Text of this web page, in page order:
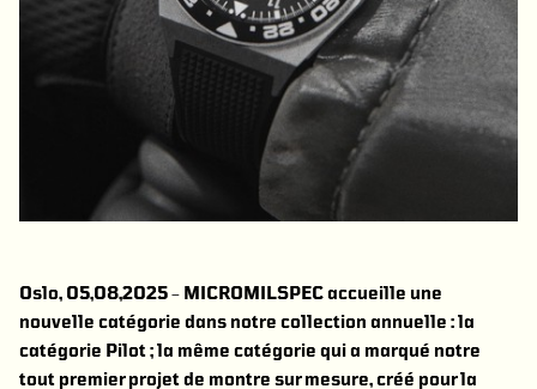
Oslo, 05,08,2025– MICROMILSPEC accueille une
nouvelle catégorie dans notre collection annuelle : la
catégorie Pilot ; la même catégorie qui a marqué notre
tout premier projet de montre sur mesure, créé pour la